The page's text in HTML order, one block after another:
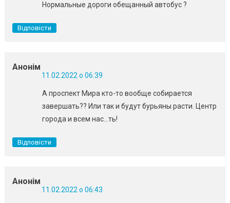
Нормальные дороги обещанный автобус ?
Відповісти
Анонім
11.02.2022 о 06:39
А проспект Мира кто-то вообще собирается
завершать?? Или так и будут бурьяны расти. Центр
города и всем нас…ть!
Відповісти
Анонім
11.02.2022 о 06:43